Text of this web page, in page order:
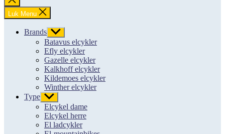
søgning
Luk Menu
Brands Vis
undermenu
Batavus elcykler
Efly elcykler
Gazelle elcykler
Kalkhoff elcykler
Kildemoes elcykler
Winther elcykler
Type Vis
undermenu
Elcykel dame
Elcykel herre
El ladcykler